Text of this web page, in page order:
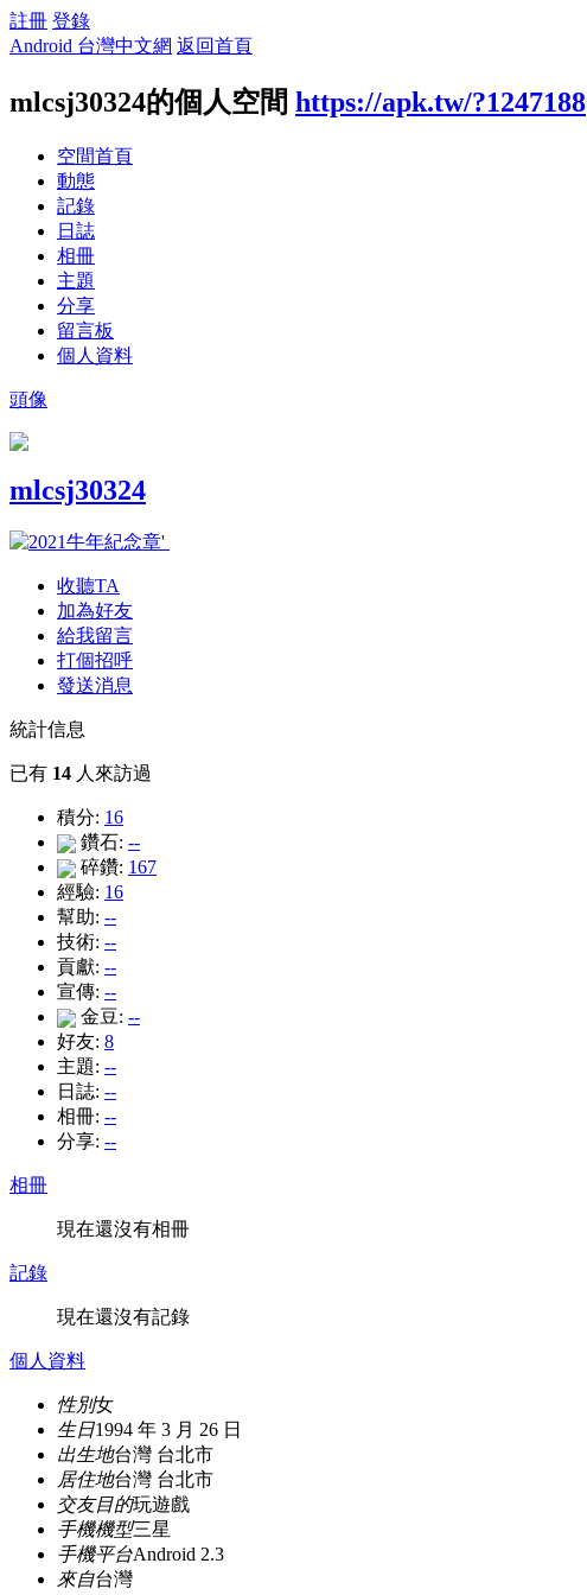
註冊 登錄
Android 台灣中文網 返回首頁
mlcsj30324的個人空間 https://apk.tw/?1247188
空間首頁
動態
記錄
日誌
相冊
主題
分享
留言板
個人資料
頭像
mlcsj30324
收聽TA
加為好友
給我留言
打個招呼
發送消息
統計信息
已有 14 人來訪過
積分: 16
鑽石: --
碎鑽: 167
經驗: 16
幫助: --
技術: --
貢獻: --
宣傳: --
金豆: --
好友: 8
主題: --
日誌: --
相冊: --
分享: --
相冊
現在還沒有相冊
記錄
現在還沒有記錄
個人資料
性別女
生日1994 年 3 月 26 日
出生地台灣 台北市
居住地台灣 台北市
交友目的玩遊戲
手機機型三星
手機平台Android 2.3
來自台灣